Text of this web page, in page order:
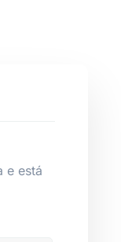
e está